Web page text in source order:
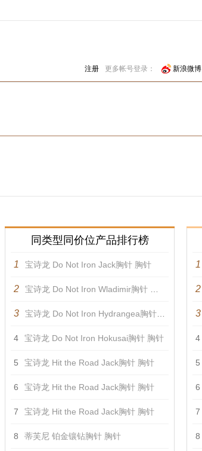
注册 更多帐号登录： 新浪微博
同类型同价位产品排行榜
1 宝诗龙 Do Not Iron Jack胸针 胸针
2 宝诗龙 Do Not Iron Wladimir胸针 胸针
3 宝诗龙 Do Not Iron Hydrangea胸针 胸针
4 宝诗龙 Do Not Iron Hokusai胸针 胸针
5 宝诗龙 Hit the Road Jack胸针 胸针
6 宝诗龙 Hit the Road Jack胸针 胸针
7 宝诗龙 Hit the Road Jack胸针 胸针
8 蒂芙尼 铂金镶钻胸针 胸针
1
2
3
4
5
6
7
8